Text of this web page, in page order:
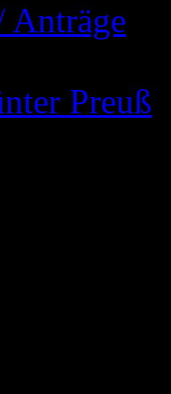
Anträge
Preuß